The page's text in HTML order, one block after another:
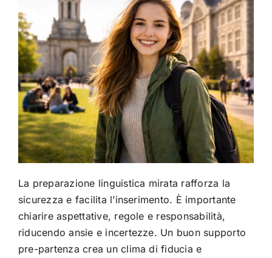
La preparazione linguistica mirata rafforza la
sicurezza e facilita l’inserimento. È importante
chiarire aspettative, regole e responsabilità,
riducendo ansie e incertezze. Un buon supporto
pre-partenza crea un clima di fiducia e